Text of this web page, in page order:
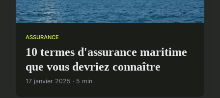
ASSURANCE
10 termes d'assurance maritime
que vous devriez connaître
17 janvier 2025 · 5 min